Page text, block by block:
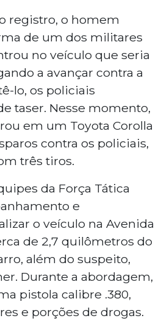
registro, o homem
de um dos militares
no veículo que seria
a avançar contra a
lo, os policiais
taser. Nesse momento,
em um Toyota Corolla
contra os policiais,
três tiros.
da Força Tática
e
o veículo na Avenida
de 2,7 quilômetros do
além do suspeito,
Durante a abordagem,
pistola calibre .380,
e porções de drogas.